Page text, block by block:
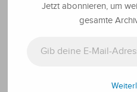
Jetzt abonnieren, um
gesamte